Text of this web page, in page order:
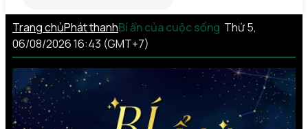
Trang chủPhát thanhBí ẩn của cuộc sống Thứ 5,
06/08/2026 16:43 (GMT+7)